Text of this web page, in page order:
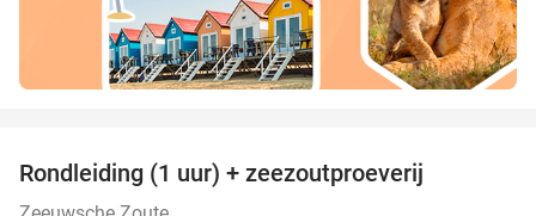
Rondleiding (1 uur) + zeezoutproeverij